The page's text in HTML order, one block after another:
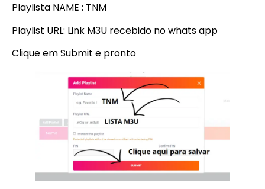
Playlista NAME : TNM
Playlist URL: Link M3U recebido no whats app
Clique em Submit e pronto